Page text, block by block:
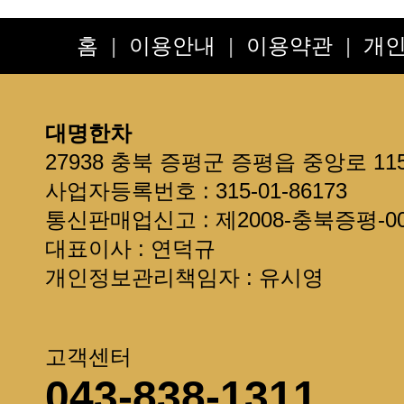
설연휴 배송안내입니다
**보관방법 및 선물용**
*배송요청사항*은 주문서 또는 전
제주도 + 섬지역 추가 배송료 안
선물용으로 구입한다면 읽어주세
회원정보를 확인하세요~
홈 | 이용안내 | 이용약관 | 개
대명한차
27938 충북 증평군 증평읍 중앙로
사업자등록번호 : 315-01-86173
통신판매업신고 : 제2008-충북증평-
대표이사 : 연덕규
개인정보관리책임자 : 유시영
고객센터